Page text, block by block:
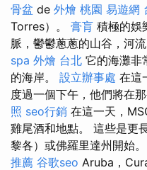
骨盆 de 外燴 桃園 易遊網
Torres）。 膏肓 積極的娛
脈，鬱鬱蔥蔥的山谷，河
spa 外燴 台北 它的海灘非
的海岸。 設立辦事處 在這
度過一個下午，他們將在
照 seo行銷 在這一天，
雞尾酒和地點。 這些是更
黎各）或佛羅里達州開始。
推薦 谷歌seo Aruba，